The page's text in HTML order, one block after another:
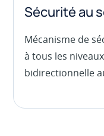
Sécurité au
Mécanisme de
à tous les
bidirectionnelle